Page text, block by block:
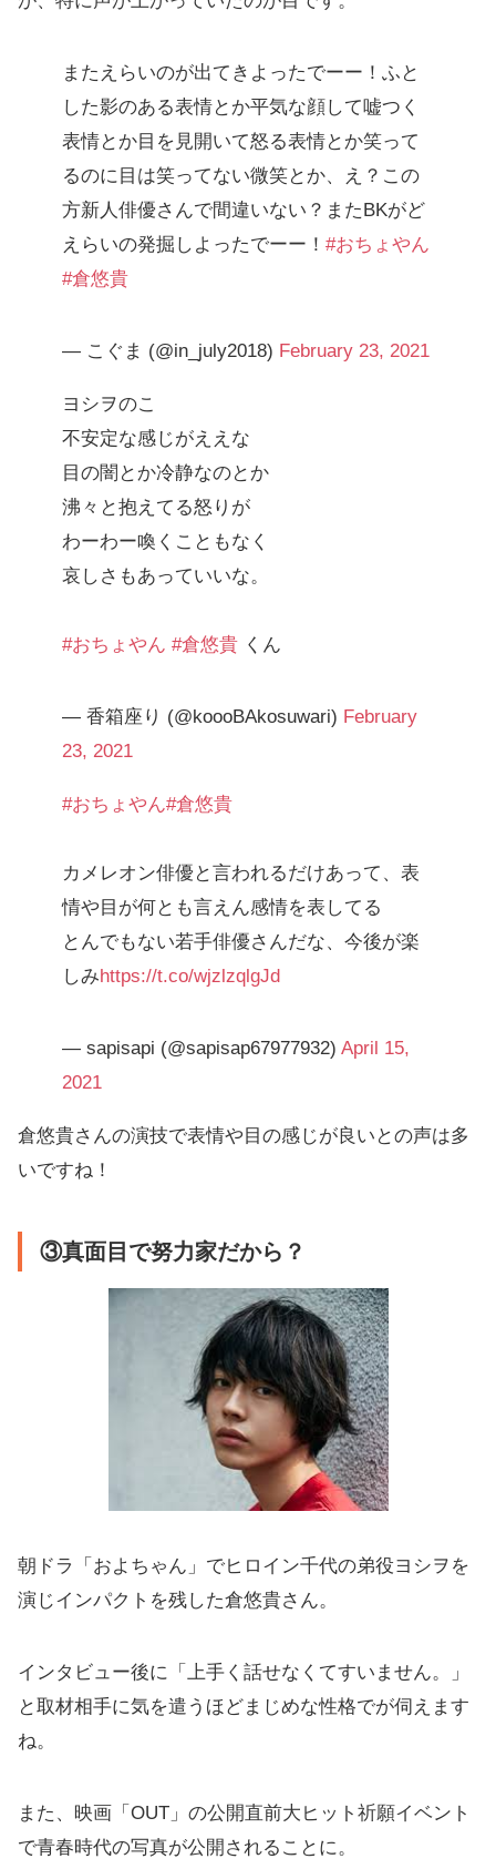
またえらいのが出てきよったでーー！ふと
した影のある表情とか平気な顔して嘘つく
表情とか目を見開いて怒る表情とか笑って
るのに目は笑ってない微笑とか、え？この
方新人俳優さんで間違いない？またBKがど
えらいの発掘しよったでーー！ #おちょやん
#倉悠貴
— こぐま (@in_july2018) February 23, 2021
ヨシヲのこ
不安定な感じがええな
目の闇とか冷静なのとか
沸々と抱えてる怒りが
わーわー喚くこともなく
哀しさもあっていいな。
#おちょやん #倉悠貴 くん
— 香箱座り (@koooBAkosuwari) February
23, 2021
#おちょやん#倉悠貴
カメレオン俳優と言われるだけあって、表
情や目が何とも言えん感情を表してる
とんでもない若手俳優さんだな、今後が楽
しみhttps://t.co/wjzlzqlgJd
— sapisapi (@sapisap67977932) April 15,
2021
倉悠貴さんの演技で表情や目の感じが良いとの声は多
いですね！
③真面目で努力家だから？
朝ドラ「およちゃん」でヒロイン千代の弟役ヨシヲを
演じインパクトを残した倉悠貴さん。
インタビュー後に「上手く話せなくてすいません。」
と取材相手に気を遣うほどまじめな性格でが伺えます
ね。
また、映画「OUT」の公開直前大ヒット祈願イベント
で青春時代の写真が公開されることに。